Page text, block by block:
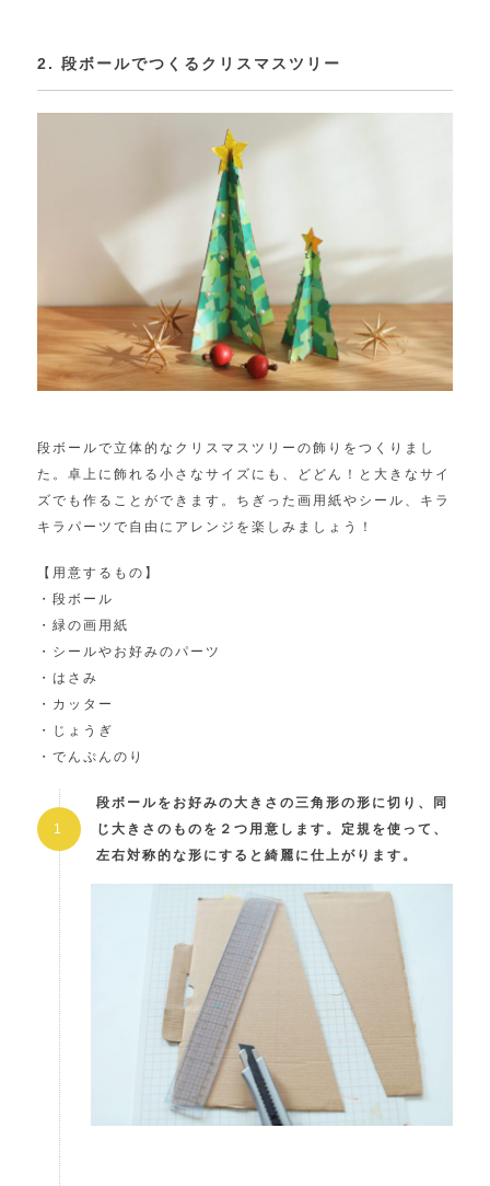
2. 段ボールでつくるクリスマスツリー
段ボールで立体的なクリスマスツリーの飾りをつくりまし
た。卓上に飾れる小さなサイズにも、どどん！と大きなサイ
ズでも作ることができます。ちぎった画用紙やシール、キラ
キラパーツで自由にアレンジを楽しみましょう！
【用意するもの】
・段ボール
・緑の画用紙
・シールやお好みのパーツ
・はさみ
・カッター
・じょうぎ
・でんぷんのり
段ボールをお好みの大きさの三角形の形に切り、同
じ大きさのものを２つ用意します。定規を使って、
左右対称的な形にすると綺麗に仕上がります。